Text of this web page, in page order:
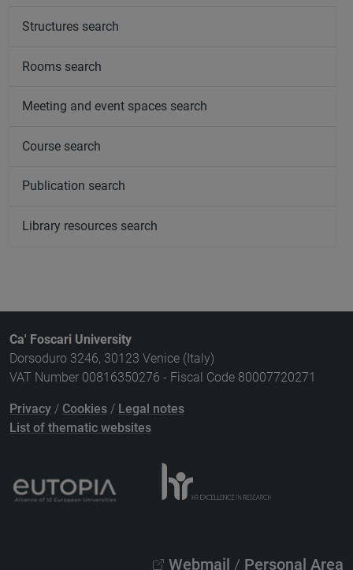
Structures search
Rooms search
Meeting and event spaces search
Course search
Publication search
Library resources search
Ca' Foscari University
Dorsoduro 3246, 30123 Venice (Italy)
VAT Number 00816350276 - Fiscal Code 80007720271
Privacy / Cookies / Legal notes
List of thematic websites
Webmail / Personal Area